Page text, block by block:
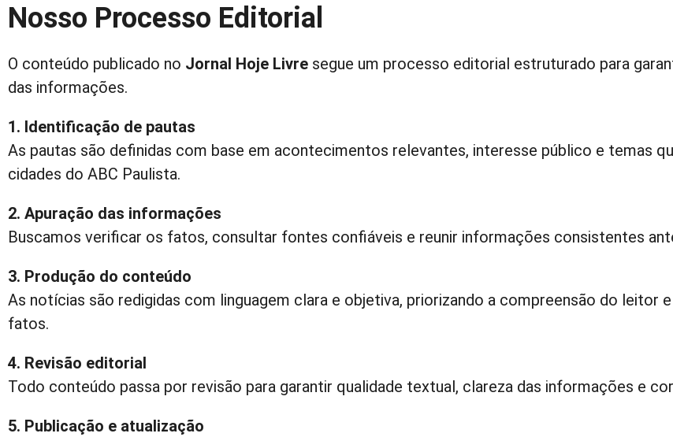
Nosso Processo Editorial
O conteúdo publicado no Jornal Hoje Livre segue um processo editorial estruturado para
das informações.
1. Identificação de pautas
As pautas são definidas com base em acontecimentos relevantes, interesse público e temas
cidades do ABC Paulista.
2. Apuração das informações
Buscamos verificar os fatos, consultar fontes confiáveis e reunir informações consistentes
3. Produção do conteúdo
As notícias são redigidas com linguagem clara e objetiva, priorizando a compreensão do leitor
fatos.
4. Revisão editorial
Todo conteúdo passa por revisão para garantir qualidade textual, clareza das informações e
5. Publicação e atualização